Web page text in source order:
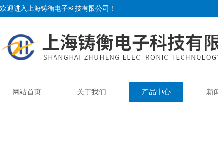
欢迎进入上海铸衡电子科技有限公司！
网站首页 关于我们 产品中心 新